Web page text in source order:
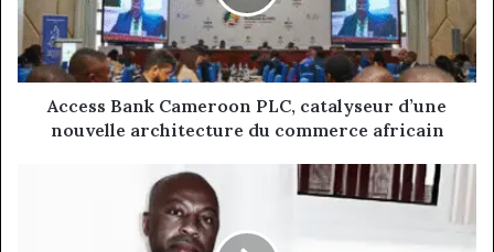
d’une
nouvelle
architecture
du
commerce
africain
Access Bank Cameroon PLC, catalyseur d’une
nouvelle architecture du commerce africain